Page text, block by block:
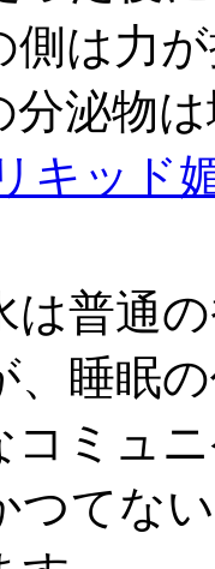
側は力
分泌物
キッド
は普通
、睡眠
コミュ
つてな